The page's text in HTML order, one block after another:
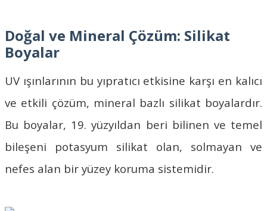
Doğal ve Mineral Çözüm: Silikat
Boyalar
UV ışınlarının bu yıpratıcı etkisine karşı en kalıcı
ve etkili çözüm, mineral bazlı silikat boyalardır.
Bu boyalar, 19. yüzyıldan beri bilinen ve temel
bileşeni potasyum silikat olan, solmayan ve
nefes alan bir yüzey koruma sistemidir.